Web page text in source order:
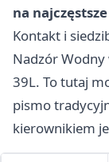
na
Kontakt i
Nadzór Wodny
39L. To tutaj
pismo
kierownikiem